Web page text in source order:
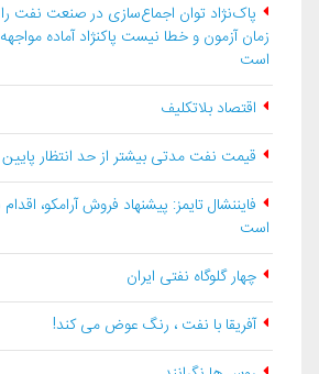
پاک‌نژاد توان اجماع‌سازی در صنعت نفت
زمان آزمون و خطا نیست پاکنژاد آماده
است
اقتصاد بلاتكليف
قیمت نفت مدتی بیشتر از حد انتظار
فایننشال تایمز: پیشنهاد فروش آرامکو،
است
چهار گلوگاه نفتی ایران
آفریقا با نفت ، رنگ عوض می کند!